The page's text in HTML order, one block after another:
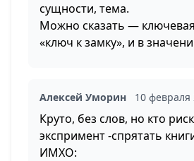
сущности, тема.
Можно сказать —
«ключ к замку», и в
Алексей Уморин 10 февраля
Круто, без слов, но кто
экспримент -спрятать
ИМХО: